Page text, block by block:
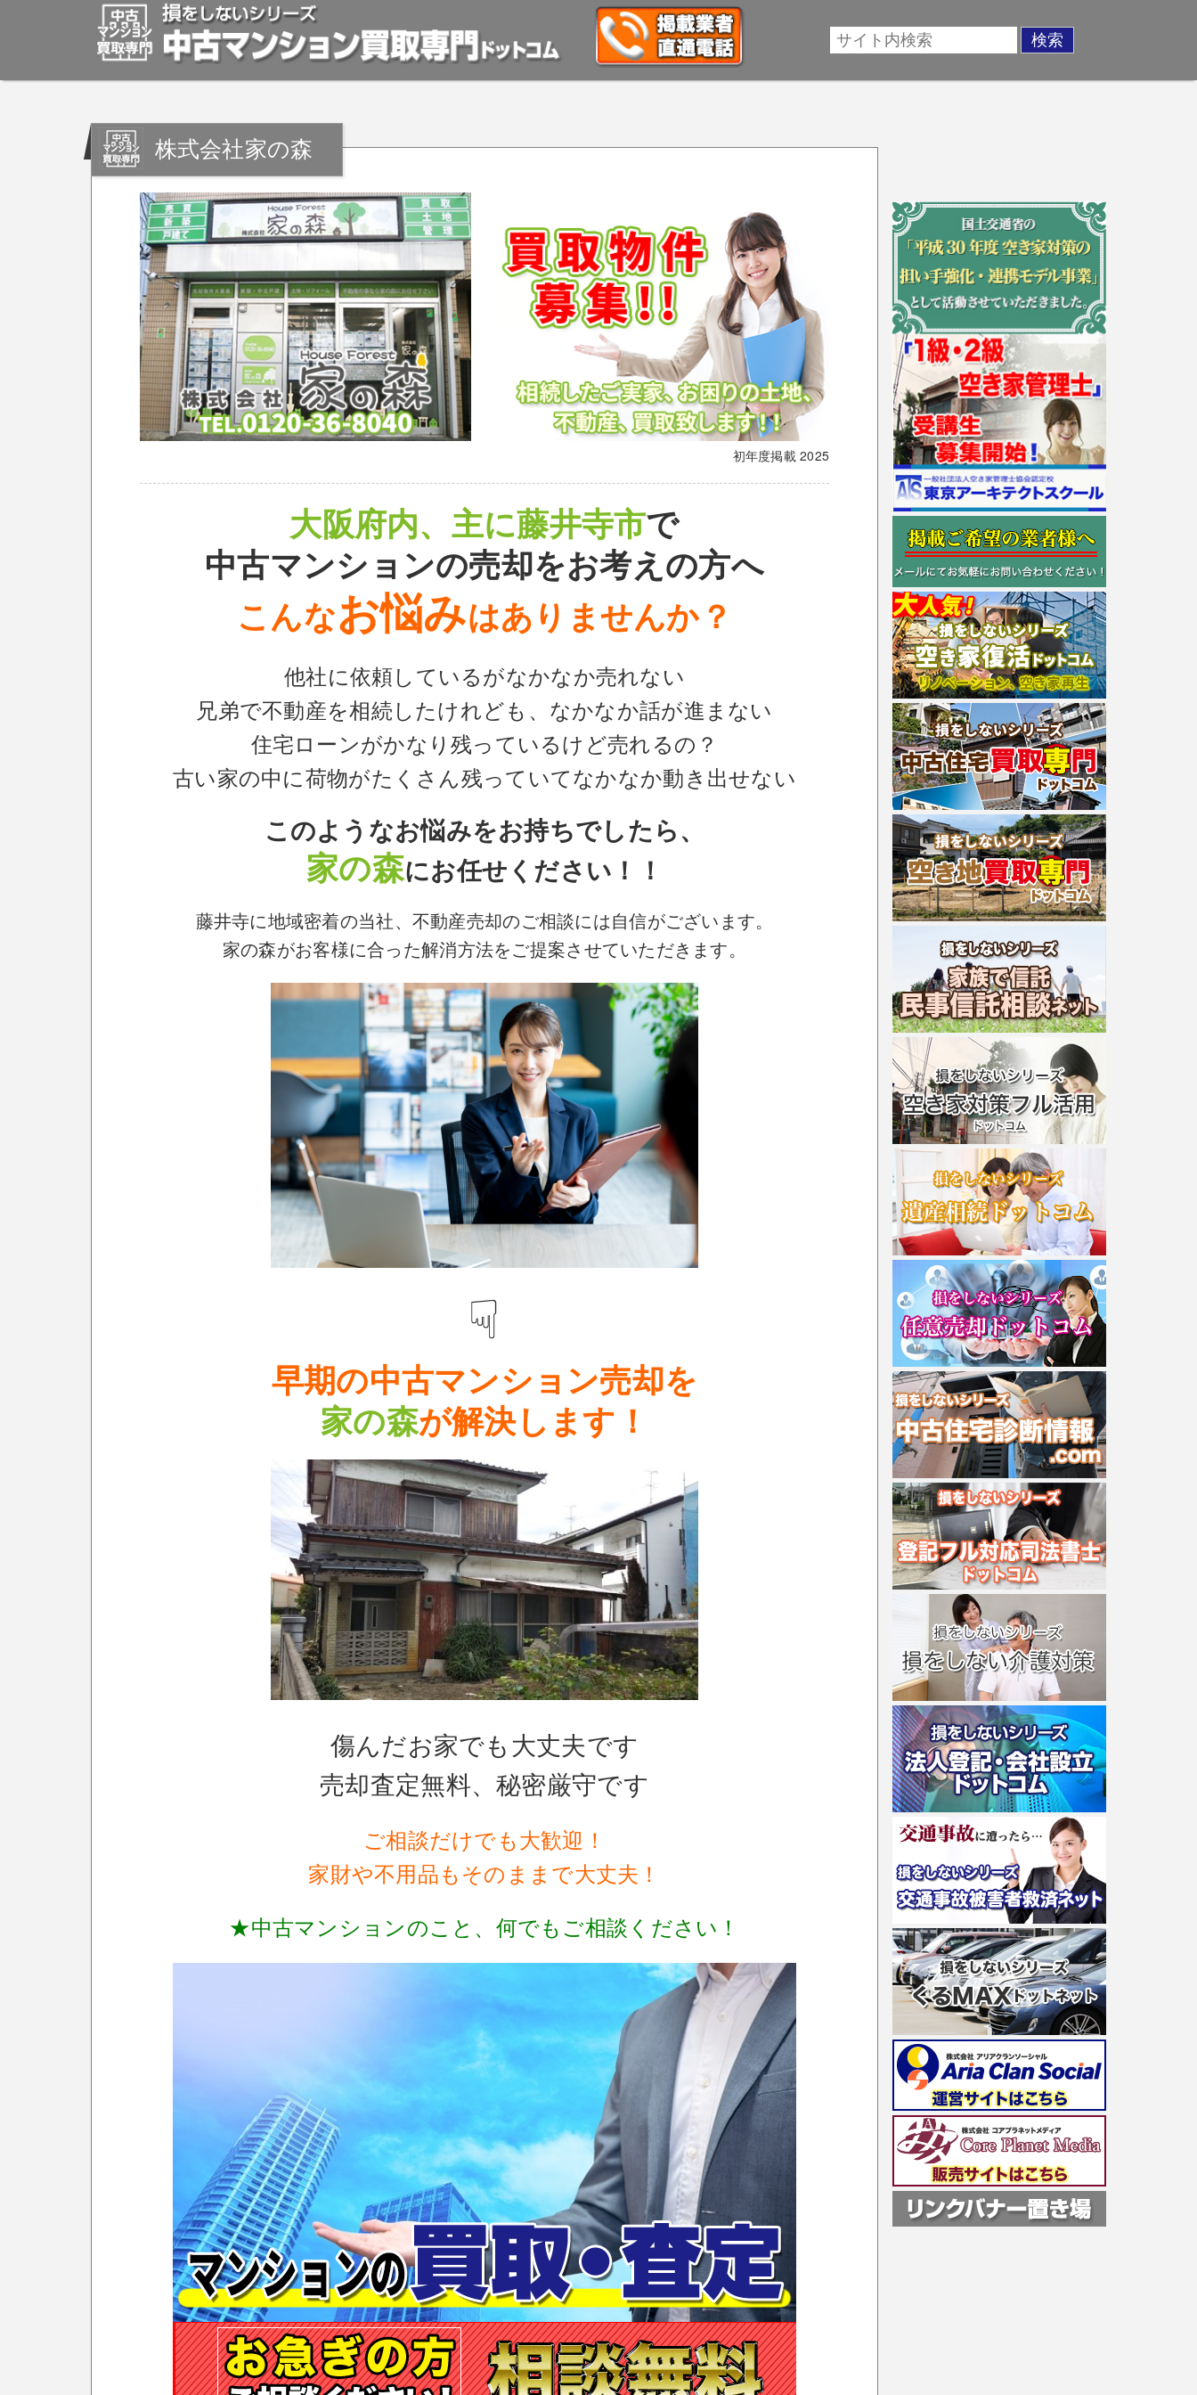
株式会社家の森
初年度掲載2025
大阪府内、主に藤井寺市で
中古マンションの売却をお考えの方へ
こんなお悩みはありませんか？
他社に依頼しているがなかなか売れない
兄弟で不動産を相続したけれども、なかなか話が進まない
住宅ローンがかなり残っているけど売れるの？
古い家の中に荷物がたくさん残っていてなかなか動き出せない
このようなお悩みをお持ちでしたら、
家の森にお任せください！！
藤井寺に地域密着の当社、不動産売却のご相談には自信がございます。
家の森がお客様に合った解消方法をご提案させていただきます。
☟
早期の中古マンション売却を
家の森が解決します！
傷んだお家でも大丈夫です
売却査定無料、秘密厳守です
ご相談だけでも大歓迎！
家財や不用品もそのままで大丈夫！
★中古マンションのこと、何でもご相談ください！